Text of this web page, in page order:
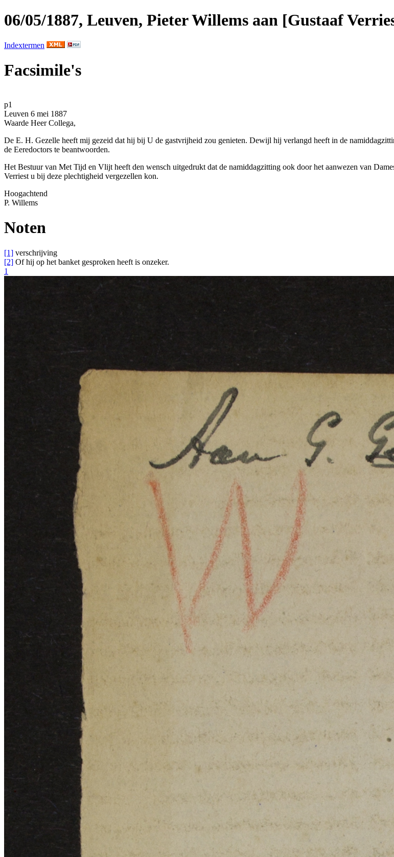
06/05/1887, Leuven, Pieter Willems aan [Gustaaf
Indextermen
Facsimile's
p1
Leuven 6 mei 1887
Waarde Heer Collega,
De E. H. Gezelle heeft mij gezeid dat hij bij U de gastvrijheid zou genieten. Dewijl hij verlangd heeft in de
de Eeredoctors te beantwoorden.
Het Bestuur van Met Tijd en Vlijt heeft den wensch uitgedrukt dat de namiddagzitting ook door het aanwezen van
Verriest u bij deze plechtigheid vergezellen kon.
Hoogachtend
P. Willems
Noten
[1] verschrijving
[2] Of hij op het banket gesproken heeft is onzeker.
1